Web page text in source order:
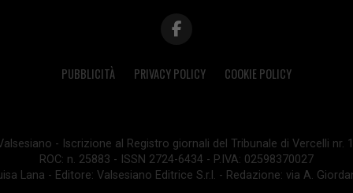
PUBBLICITÀ PRIVACY POLICY COOKIE POLICY
- Iscrizione al Registro giornali del Tribunale di Vercelli nr.
ROC: n. 25883 - ISSN 2724-6434 - P.IVA: 02598370027
Lana - Editore: Valsesiano Editrice S.r.l. - Redazione: via A.